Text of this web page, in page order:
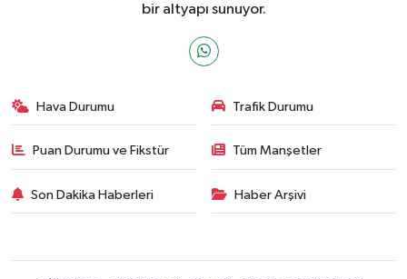
bir altyapı sunuyor.
Hava Durumu Trafik Durumu
Puan Durumu ve Fikstür Tüm Manşetler
Son Dakika Haberleri Haber Arşivi